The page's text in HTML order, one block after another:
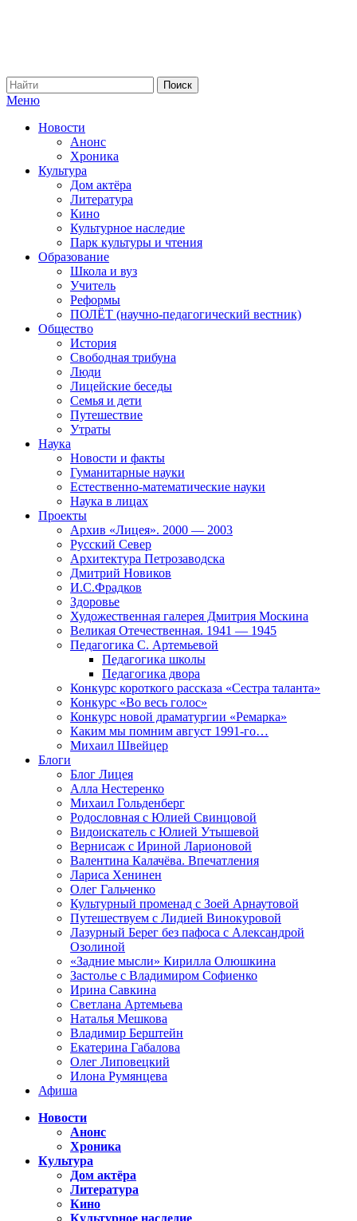
Меню
Новости
Анонс
Хроника
Культура
Дом актёра
Литература
Кино
Культурное наследие
Парк культуры и чтения
Образование
Школа и вуз
Учитель
Реформы
ПОЛЁТ (научно-педагогический вестник)
Общество
История
Свободная трибуна
Люди
Лицейские беседы
Семья и дети
Путешествие
Утраты
Наука
Новости и факты
Гуманитарные науки
Естественно-математические науки
Наука в лицах
Проекты
Архив «Лицея». 2000 — 2003
Русский Север
Архитектура Петрозаводска
Дмитрий Новиков
И.С.Фрадков
Здоровье
Художественная галерея Дмитрия Москина
Великая Отечественная. 1941 — 1945
Педагогика С. Артемьевой
Педагогика школы
Педагогика двора
Конкурс короткого рассказа «Сестра таланта»
Конкурс «Во весь голос»
Конкурс новой драматургии «Ремарка»
Каким мы помним август 1991-го…
Михаил Швейцер
Блоги
Блог Лицея
Алла Нестеренко
Михаил Гольденберг
Родословная с Юлией Свинцовой
Видоискатель с Юлией Утышевой
Вернисаж с Ириной Ларионовой
Валентина Калачёва. Впечатления
Лариса Хенинен
Олег Гальченко
Культурный променад с Зоей Арнаутовой
Путешествуем с Лидией Винокуровой
Лазурный Берег без пафоса с Александрой
Озолиной
«Задние мысли» Кирилла Олюшкина
Застолье с Владимиром Софиенко
Ирина Савкина
Светлана Артемьева
Наталья Мешкова
Владимир Берштейн
Екатерина Габалова
Олег Липовецкий
Илона Румянцева
Афиша
Новости
Анонс
Хроника
Культура
Дом актёра
Литература
Кино